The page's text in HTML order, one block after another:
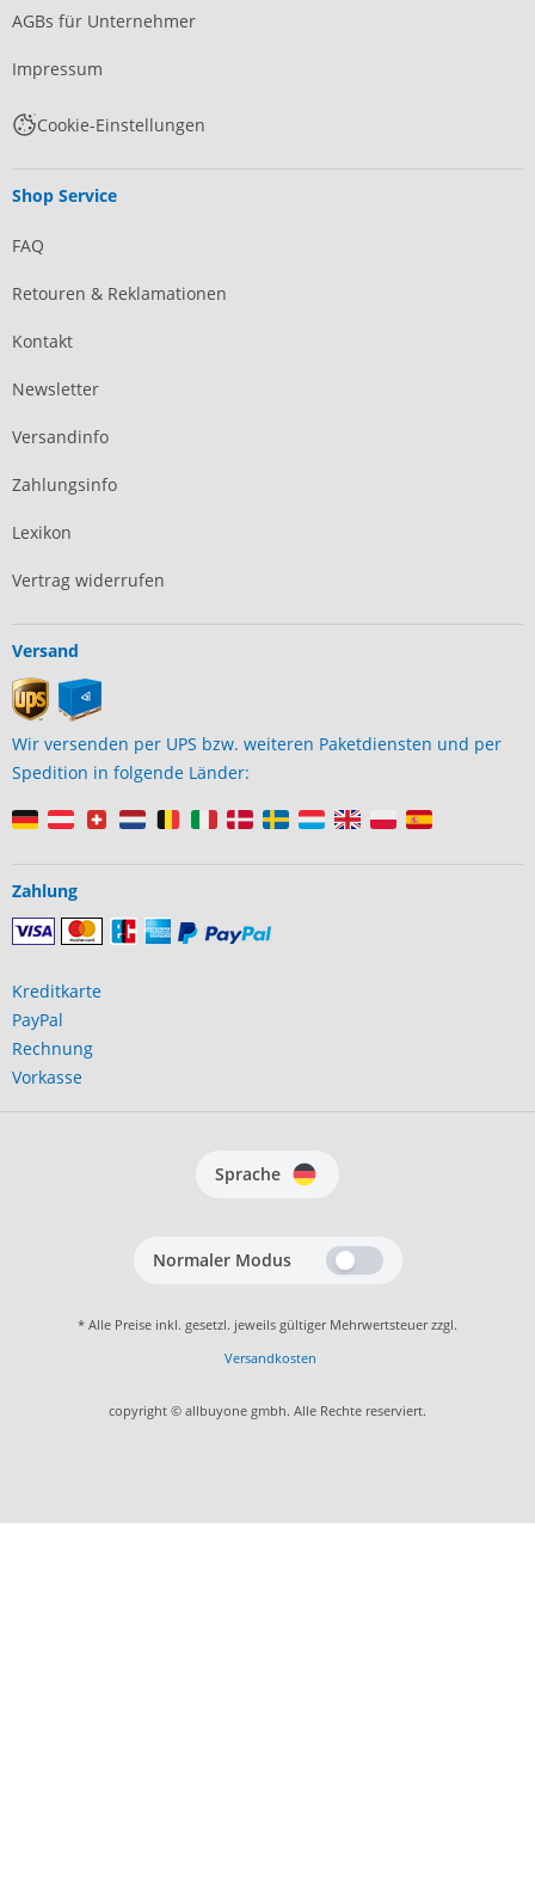
AGBs für Unternehmer
Impressum
Cookie-Einstellungen
Shop Service
FAQ
Retouren & Reklamationen
Kontakt
Newsletter
Versandinfo
Zahlungsinfo
Lexikon
Vertrag widerrufen
Versand
Wir versenden per UPS bzw. weiteren Paketdiensten und per
Spedition in folgende Länder:
Zahlung
Kreditkarte
PayPal
Rechnung
Vorkasse
Sprache
Normaler Modus
* Alle Preise inkl. gesetzl. jeweils gültiger Mehrwertsteuer zzgl.
Versandkosten
copyright © allbuyone gmbh. Alle Rechte reserviert.